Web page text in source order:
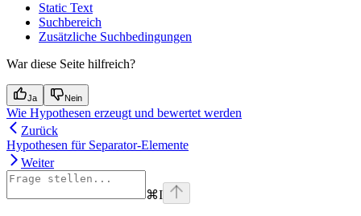
Static Text
Suchbereich
Zusätzliche Suchbedingungen
War diese Seite hilfreich?
Ja Nein
Wie Hypothesen erzeugt und bewertet werden
Zurück
Hypothesen für Separator-Elemente
Weiter
⌘I